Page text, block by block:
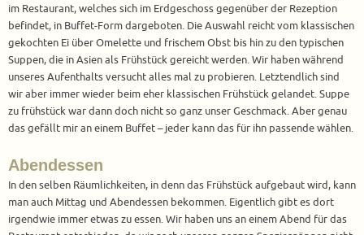
im Restaurant, welches sich im Erdgeschoss gegenüber der Rezeption
befindet, in Buffet-Form dargeboten. Die Auswahl reicht vom klassischen
gekochten Ei über Omelette und frischem Obst bis hin zu den typischen
Suppen, die in Asien als Frühstück gereicht werden. Wir haben während
unseres Aufenthalts versucht alles mal zu probieren. Letztendlich sind
wir aber immer wieder beim eher klassischen Frühstück gelandet. Suppe
zu frühstück war dann doch nicht so ganz unser Geschmack. Aber genau
das gefällt mir an einem Buffet – jeder kann das für ihn passende wählen.
Abendessen
In den selben Räumlichkeiten, in denn das Frühstück aufgebaut wird, kann
man auch Mittag und Abendessen bekommen. Eigentlich gibt es dort
irgendwie immer etwas zu essen. Wir haben uns an einem Abend für das